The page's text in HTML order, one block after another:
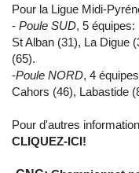
Pour la Ligue Midi-
- Poule SUD, 5 équipes:
St Alban (31), La Digue
(65).
-Poule NORD, 4
Cahors (46), Labastide
Pour d'autres
CLIQUEZ-ICI!